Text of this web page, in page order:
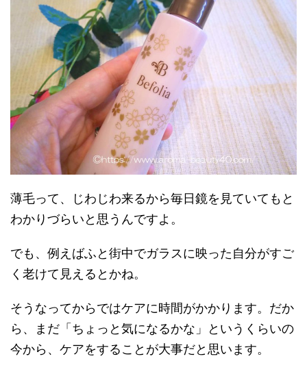
薄毛って、じわじわ来るから毎日鏡を見ていてもと
わかりづらいと思うんですよ。
でも、例えばふと街中でガラスに映った自分がすご
く老けて見えるとかね。
そうなってからではケアに時間がかかります。だか
ら、まだ「ちょっと気になるかな」というくらいの
今から、ケアをすることが大事だと思います。